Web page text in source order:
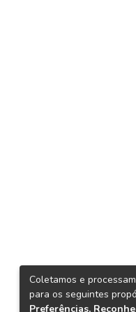
Coletamos e
para os seguintes
Preferências,